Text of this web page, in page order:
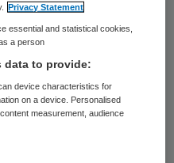
diensten. Van de
in het
er zestig hun
deel komt weer te
Ook is er een
Tijdelijke
Privacy Statement
essential and statistical cookies,
a person
data to provide:
device characteristics for
on a device. Personalised
measurement, audience